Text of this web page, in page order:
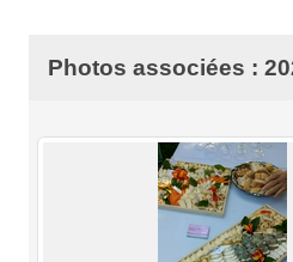
Photos associées :